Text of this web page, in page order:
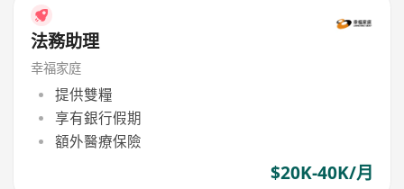
法務助理
幸福家庭
提供雙糧
享有銀行假期
額外醫療保險
$20K-40K/月